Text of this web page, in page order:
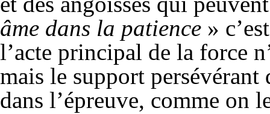
âme dans la patience »
l’acte principal de la force
mais le support persévérant
dans l’épreuve, comme on